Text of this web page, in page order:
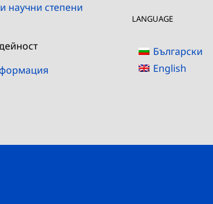
научни степени
LANGUAGE
Български
English